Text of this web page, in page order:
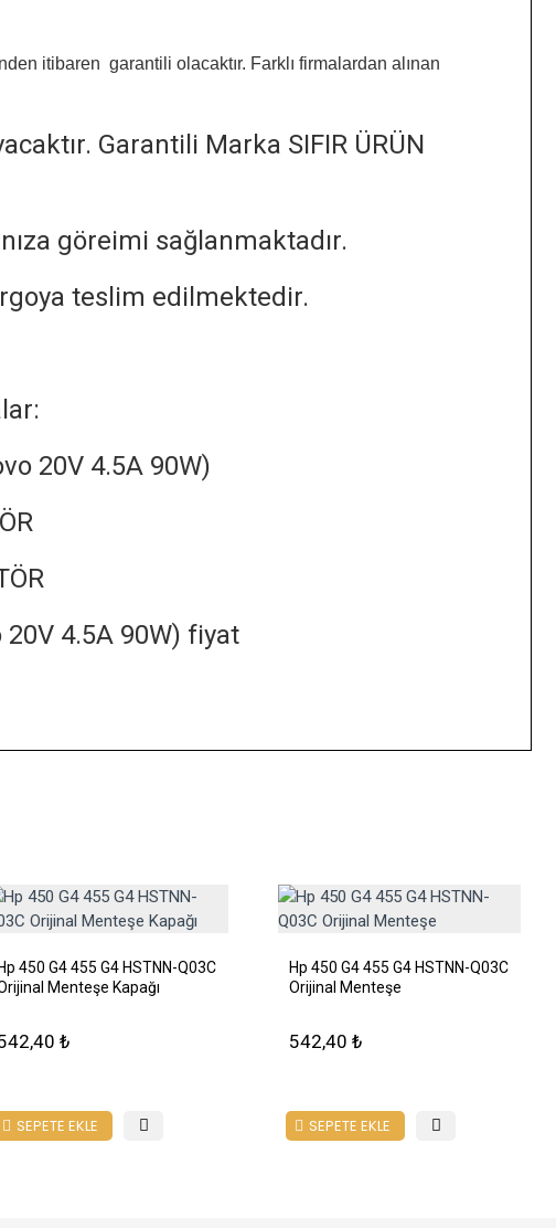
itibaren garantili olacaktır. Farklı firmalardan alınan
Garantili Marka SIFIR ÜRÜN
göreimi sağlanmaktadır.
teslim edilmektedir.
20V 4.5A 90W)
4.5A 90W) fiyat
Hp 450 G4 455 G4 HSTNN-Q03C
Menteşe Kapağı
₺
SEPETE EKLE
Hp 450 G4 455 G4 HSTNN-Q03C
Orijinal Menteşe
542,40 ₺
SEPETE EKLE